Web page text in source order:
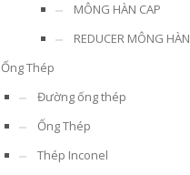
MÔNG HÀN CAP
REDUCER MÔNG HÀN
Ống Thép
Đường ống thép
Ống Thép
Thép Inconel